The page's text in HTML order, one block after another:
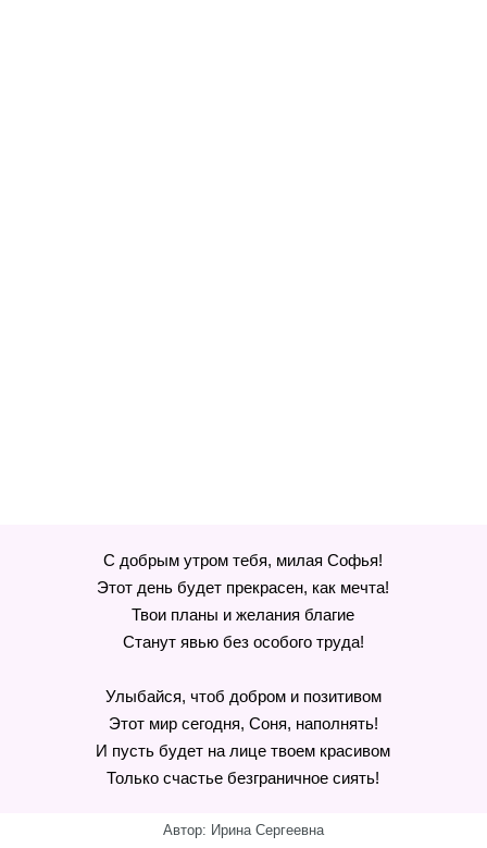
С добрым утром тебя, милая Софья!
Этот день будет прекрасен, как мечта!
Твои планы и желания благие
Станут явью без особого труда!
Улыбайся, чтоб добром и позитивом
Этот мир сегодня, Соня, наполнять!
И пусть будет на лице твоем красивом
Только счастье безграничное сиять!
Автор: Ирина Сергеевна